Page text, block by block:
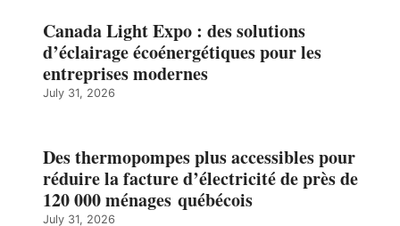
Canada Light Expo : des solutions
d’éclairage écoénergétiques pour les
entreprises modernes
July 31, 2026
Des thermopompes plus accessibles pour
réduire la facture d’électricité de près de
120 000 ménages québécois
July 31, 2026